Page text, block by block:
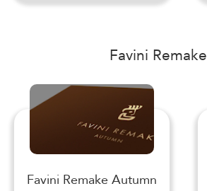
Favini Remake
Favini Remake Autumn